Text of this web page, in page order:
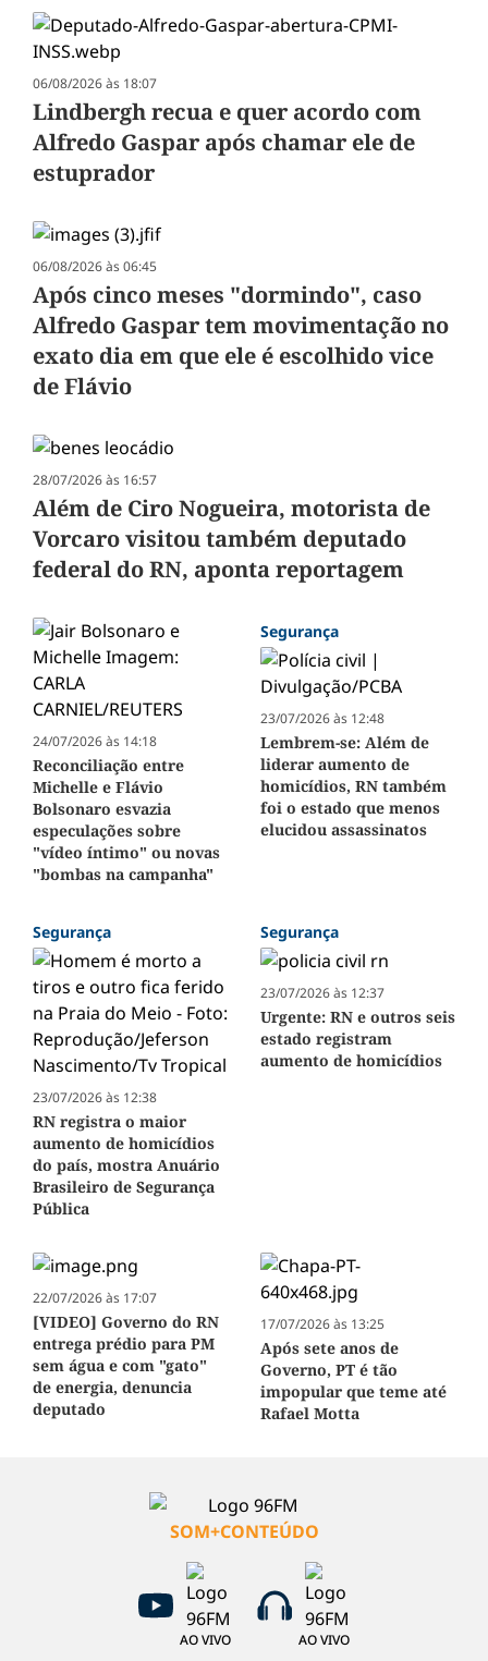
06/08/2026 às 18:07
Lindbergh recua e quer acordo com
Alfredo Gaspar após chamar ele de
estuprador
06/08/2026 às 06:45
Após cinco meses "dormindo", caso
Alfredo Gaspar tem movimentação no
exato dia em que ele é escolhido vice
de Flávio
28/07/2026 às 16:57
Além de Ciro Nogueira, motorista de
Vorcaro visitou também deputado
federal do RN, aponta reportagem
24/07/2026 às 14:18
Reconciliação entre
Michelle e Flávio
Bolsonaro esvazia
especulações sobre
"vídeo íntimo" ou novas
"bombas na campanha"
Segurança
23/07/2026 às 12:48
Lembrem-se: Além de
liderar aumento de
homicídios, RN também
foi o estado que menos
elucidou assassinatos
Segurança
23/07/2026 às 12:38
RN registra o maior
aumento de homicídios
do país, mostra Anuário
Brasileiro de Segurança
Pública
Segurança
23/07/2026 às 12:37
Urgente: RN e outros seis
estado registram
aumento de homicídios
22/07/2026 às 17:07
[VIDEO] Governo do RN
entrega prédio para PM
sem água e com "gato"
de energia, denuncia
deputado
17/07/2026 às 13:25
Após sete anos de
Governo, PT é tão
impopular que teme até
Rafael Motta
SOM+CONTEÚDO
AO VIVO AO VIVO